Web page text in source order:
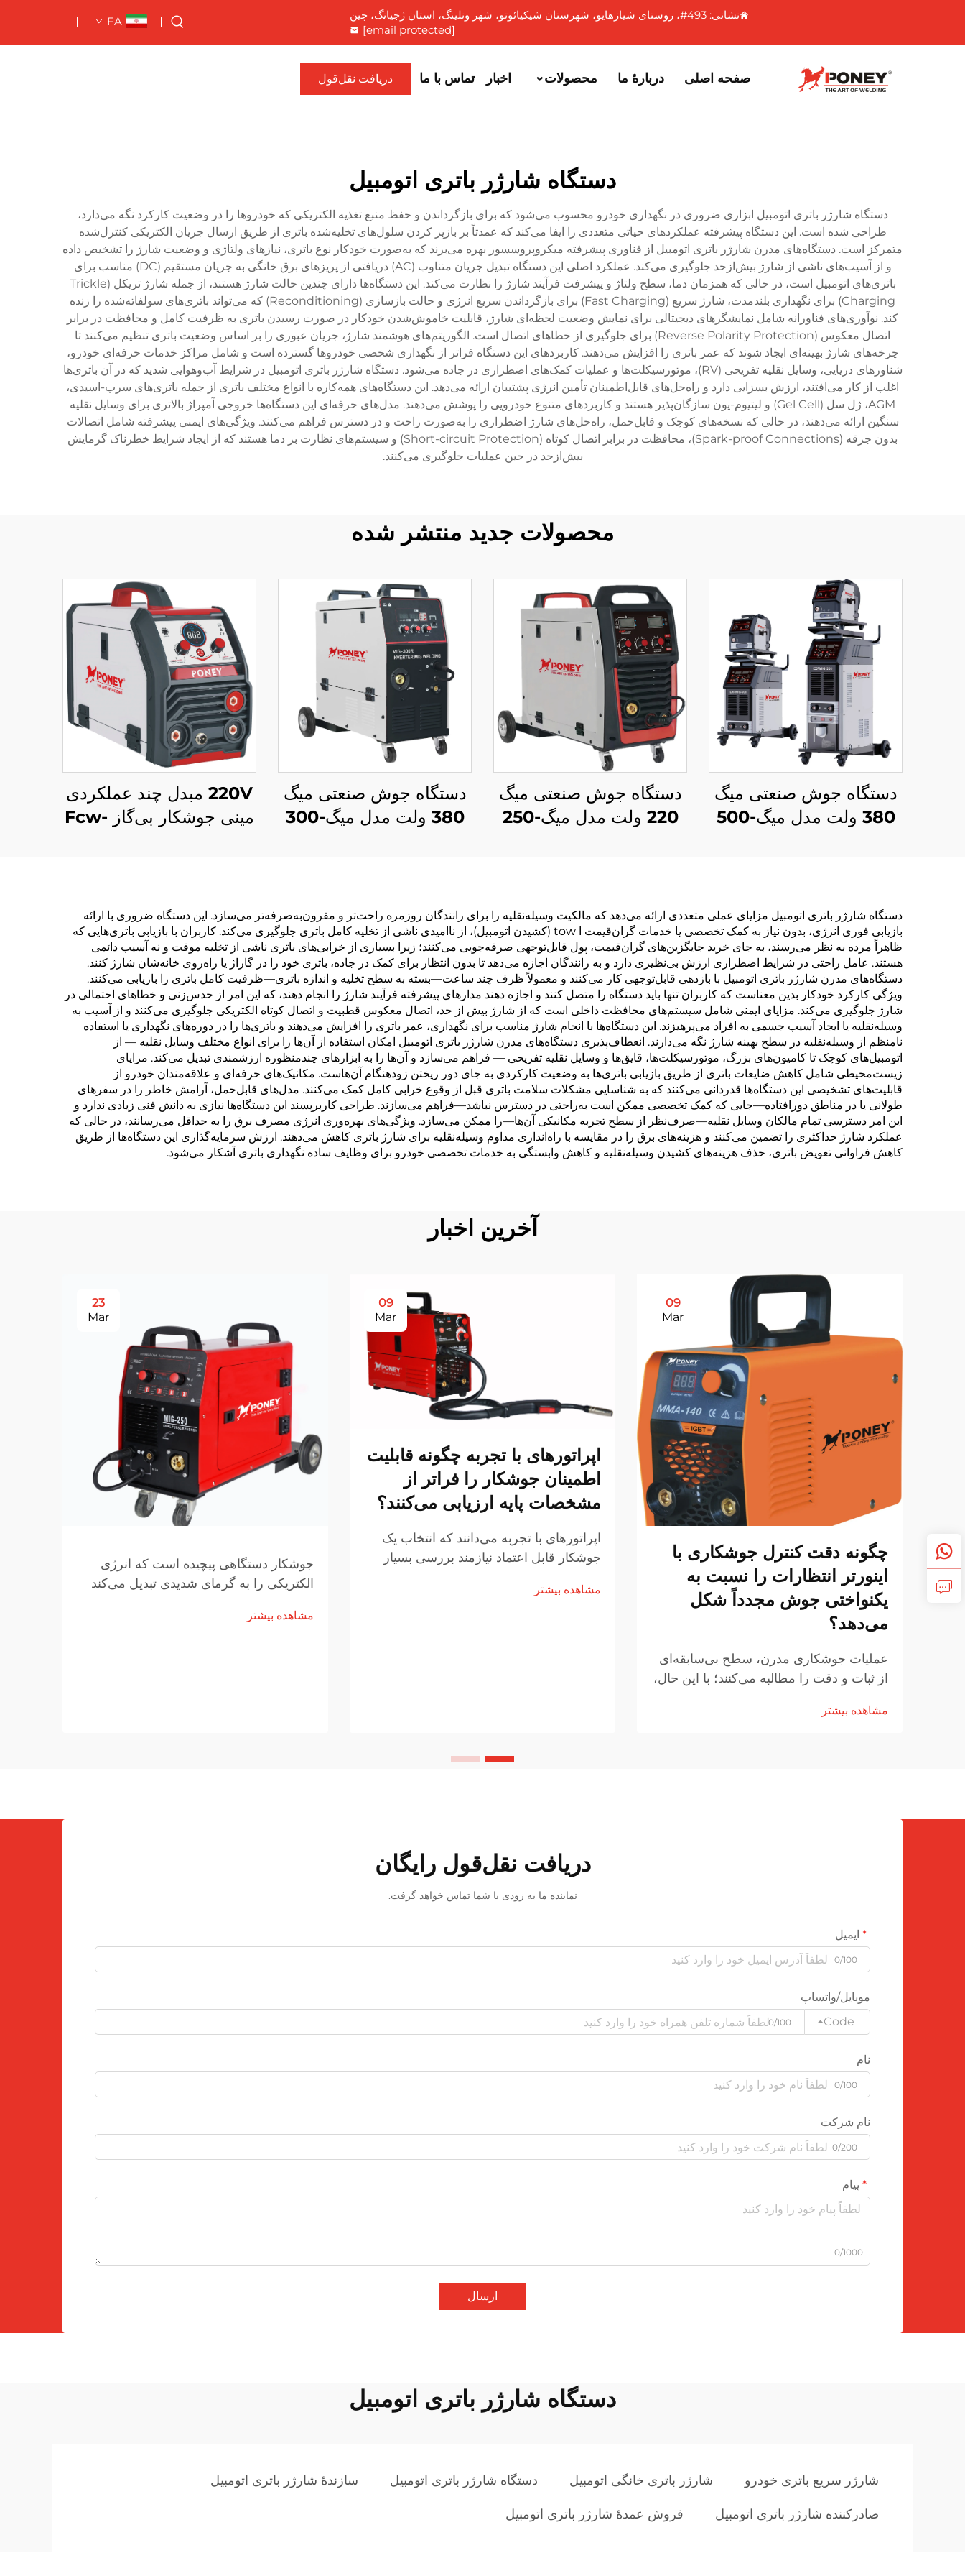
نشانی: 493#، روستای شیازهایو، شهرستان شیکیائوتو، شهر ونلینگ، استان ژجیانگ، چین
[email protected]
FA
صفحه اصلی دربارهٔ ما محصولات اخبار تماس با ما دریافت نقل‌قول
دستگاه شارژر باتری اتومبیل
دستگاه شارژر باتری اتومبیل ابزاری ضروری در نگهداری خودرو محسوب می‌شود که برای بازگرداندن و حفظ منبع تغذیه الکتریکی که خودروها را در وضعیت کارکرد نگه می‌دارد،
طراحی شده است. این دستگاه پیشرفته عملکردهای حیاتی متعددی را ایفا می‌کند که عمدتاً بر بازپر کردن سلول‌های تخلیه‌شده باتری از طریق ارسال جریان الکتریکی کنترل‌شده
متمرکز است. دستگاه‌های مدرن شارژر باتری اتومبیل از فناوری پیشرفته میکروپروسسور بهره می‌برند که به‌صورت خودکار نوع باتری، نیازهای ولتاژی و وضعیت شارژ را تشخیص داده
و از آسیب‌های ناشی از شارژ بیش‌ازحد جلوگیری می‌کند. عملکرد اصلی این دستگاه تبدیل جریان متناوب (AC) دریافتی از پریزهای برق خانگی به جریان مستقیم (DC) مناسب برای
باتری‌های اتومبیل است، در حالی که همزمان دما، سطح ولتاژ و پیشرفت فرآیند شارژ را نظارت می‌کند. این دستگاه‌ها دارای چندین حالت شارژ هستند، از جمله شارژ تریکل (Trickle
Charging) برای نگهداری بلندمدت، شارژ سریع (Fast Charging) برای بازگرداندن سریع انرژی و حالت بازسازی (Reconditioning) که می‌تواند باتری‌های سولفاته‌شده را زنده
کند. نوآوری‌های فناورانه شامل نمایشگرهای دیجیتالی برای نمایش وضعیت لحظه‌ای شارژ، قابلیت خاموش‌شدن خودکار در صورت رسیدن باتری به ظرفیت کامل و محافظت در برابر
اتصال معکوس (Reverse Polarity Protection) برای جلوگیری از خطاهای اتصال است. الگوریتم‌های هوشمند شارژ، جریان عبوری را بر اساس وضعیت باتری تنظیم می‌کنند تا
چرخه‌های شارژ بهینه‌ای ایجاد شوند که عمر باتری را افزایش می‌دهند. کاربردهای این دستگاه فراتر از نگهداری شخصی خودروها گسترده است و شامل مراکز خدمات حرفه‌ای خودرو،
شناورهای دریایی، وسایل نقلیه تفریحی (RV)، موتورسیکلت‌ها و عملیات کمک‌های اضطراری در جاده می‌شود. دستگاه شارژر باتری اتومبیل در شرایط آب‌وهوایی شدید که در آن باتری‌ها
اغلب از کار می‌افتند، ارزش بسزایی دارد و راه‌حل‌های قابل‌اطمینان تأمین انرژی پشتیبان ارائه می‌دهد. این دستگاه‌های همه‌کاره با انواع مختلف باتری از جمله باتری‌های سرب-اسیدی،
AGM، ژل سل (Gel Cell) و لیتیوم-یون سازگان‌پذیر هستند و کاربردهای متنوع خودرویی را پوشش می‌دهند. مدل‌های حرفه‌ای این دستگاه‌ها خروجی آمپراژ بالاتری برای وسایل نقلیه
سنگین ارائه می‌دهند، در حالی که نسخه‌های کوچک و قابل‌حمل، راه‌حل‌های شارژ اضطراری را به‌صورت راحت و در دسترس فراهم می‌کنند. ویژگی‌های ایمنی پیشرفته شامل اتصالات
بدون جرقه (Spark-proof Connections)، محافظت در برابر اتصال کوتاه (Short-circuit Protection) و سیستم‌های نظارت بر دما هستند که از ایجاد شرایط خطرناک گرمایش
بیش‌ازحد در حین عملیات جلوگیری می‌کنند.
محصولات جدید منتشر شده
دستگاه جوش صنعتی میگ
380 ولت مدل میگ-500
جوشکاری گودسازی
دستگاه جوش صنعتی میگ
220 ولت مدل میگ-250
دستگاه جوش صنعتی میگ
380 ولت مدل میگ-300
220V مبدل چند عملکردی
مینی جوشکار بی‌گاز Fcw-
دستگاه شارژر باتری اتومبیل مزایای عملی متعددی ارائه می‌دهد که مالکیت وسیله‌نقلیه را برای رانندگان روزمره راحت‌تر و مقرون‌به‌صرفه‌تر می‌سازد. این دستگاه ضروری با ارائه
بازیابی فوری انرژی، بدون نیاز به کمک تخصصی یا خدمات گران‌قیمت ا tow (کشیدن اتومبیل)، از ناامیدی ناشی از تخلیه کامل باتری جلوگیری می‌کند. کاربران با بازیابی باتری‌هایی که
ظاهراً مرده به نظر می‌رسند، به جای خرید جایگزین‌های گران‌قیمت، پول قابل‌توجهی صرفه‌جویی می‌کنند؛ زیرا بسیاری از خرابی‌های باتری ناشی از تخلیه موقت و نه آسیب دائمی
هستند. عامل راحتی در شرایط اضطراری ارزش بی‌نظیری دارد و به رانندگان اجازه می‌دهد تا بدون انتظار برای کمک در جاده، باتری خود را در گاراژ یا راه‌روی خانه‌شان شارژ کنند.
دستگاه‌های مدرن شارژر باتری اتومبیل با بازدهی قابل‌توجهی کار می‌کنند و معمولاً ظرف چند ساعت—بسته به سطح تخلیه و اندازه باتری—ظرفیت کامل باتری را بازیابی می‌کنند.
ویژگی کارکرد خودکار بدین معناست که کاربران تنها باید دستگاه را متصل کنند و اجازه دهند مدارهای پیشرفته فرآیند شارژ را انجام دهند، که این امر از حدس‌زنی و خطاهای احتمالی در
شارژ جلوگیری می‌کند. مزایای ایمنی شامل سیستم‌های محافظت داخلی است که از شارژ بیش از حد، اتصال معکوس قطبیت و اتصال کوتاه الکتریکی جلوگیری می‌کنند و از آسیب به
وسیله‌نقلیه یا ایجاد آسیب جسمی به افراد می‌پرهیزند. این دستگاه‌ها با انجام شارژ مناسب برای نگهداری، عمر باتری را افزایش می‌دهند و باتری‌ها را در دوره‌های نگهداری یا استفاده
نامنظم از وسیله‌نقلیه در سطح بهینه شارژ نگه می‌دارند. انعطاف‌پذیری دستگاه‌های مدرن شارژر باتری اتومبیل امکان استفاده از آن‌ها را برای انواع مختلف وسایل نقلیه — از
اتومبیل‌های کوچک تا کامیون‌های بزرگ، موتورسیکلت‌ها، قایق‌ها و وسایل نقلیه تفریحی — فراهم می‌سازد و آن‌ها را به ابزارهای چندمنظوره ارزشمندی تبدیل می‌کند. مزایای
زیست‌محیطی شامل کاهش ضایعات باتری از طریق بازیابی باتری‌ها به وضعیت کارکردی به جای دور ریختن زودهنگام آن‌هاست. مکانیک‌های حرفه‌ای و علاقه‌مندان خودرو از
قابلیت‌های تشخیصی این دستگاه‌ها قدردانی می‌کنند که به شناسایی مشکلات سلامت باتری قبل از وقوع خرابی کامل کمک می‌کنند. مدل‌های قابل‌حمل، آرامش خاطر را در سفرهای
طولانی یا در مناطق دورافتاده—جایی که کمک تخصصی ممکن است به‌راحتی در دسترس نباشد—فراهم می‌سازند. طراحی کاربرپسند این دستگاه‌ها نیازی به دانش فنی زیادی ندارد و
این امر دسترسی تمام مالکان وسایل نقلیه—صرف‌نظر از سطح تجربه مکانیکی آن‌ها—را ممکن می‌سازد. ویژگی‌های بهره‌وری انرژی مصرف برق را به حداقل می‌رسانند، در حالی که
عملکرد شارژ حداکثری را تضمین می‌کنند و هزینه‌های برق را در مقایسه با راه‌اندازی مداوم وسیله‌نقلیه برای شارژ باتری کاهش می‌دهند. ارزش سرمایه‌گذاری این دستگاه‌ها از طریق
کاهش فراوانی تعویض باتری، حذف هزینه‌های کشیدن وسیله‌نقلیه و کاهش وابستگی به خدمات تخصصی خودرو برای وظایف ساده نگهداری باتری آشکار می‌شود.
آخرین اخبار
09
Mar
چگونه دقت کنترل جوشکاری با
اینورتر انتظارات را نسبت به
یکنواختی جوش مجدداً شکل
می‌دهد؟
عملیات جوشکاری مدرن، سطح بی‌سابقه‌ای
از ثبات و دقت را مطالبه می‌کنند؛ با این حال،
پارامترهای پایدار در طول جلسات کاری
مشاهده بیشتر
09
Mar
اپراتورهای با تجربه چگونه قابلیت
اطمینان جوشکار را فراتر از
مشخصات پایه ارزیابی می‌کنند؟
اپراتورهای با تجربه می‌دانند که انتخاب یک
جوشکار قابل اعتماد نیازمند بررسی بسیار
کاتالوگ‌های محصول است. اگرچه رتبه‌بندی
مشاهده بیشتر
23
Mar
جوشکار دستگاهی پیچیده است که انرژی
الکتریکی را به گرمای شدیدی تبدیل می‌کند
است. درک نحوه عملکرد جوشکار نیازمند
مشاهده بیشتر
دریافت نقل‌قول رایگان
نماینده ما به زودی با شما تماس خواهد گرفت.
ایمیل
0/100
موبایل/واتساپ
Code
0/100
نام
0/100
نام شرکت
0/200
پیام
0/1000
ارسال
دستگاه شارژر باتری اتومبیل
شارژر سریع باتری خودرو شارژر باتری خانگی اتومبیل دستگاه شارژر باتری اتومبیل سازندهٔ شارژر باتری اتومبیل
صادرکننده شارژر باتری اتومبیل فروش عمدهٔ شارژر باتری اتومبیل